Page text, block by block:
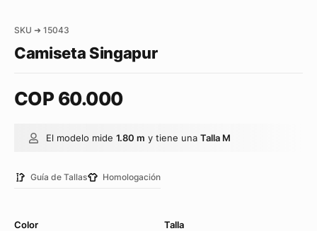
SKU ➜ 15043
Camiseta Singapur
COP60.000
El modelo mide 1.80 m y tiene una Talla M
Guía de Tallas Homologación
Color Talla